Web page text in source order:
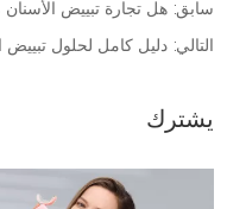
سابق:هل تجارة تبييض
التالي:دليل كامل لحلول
يشترك